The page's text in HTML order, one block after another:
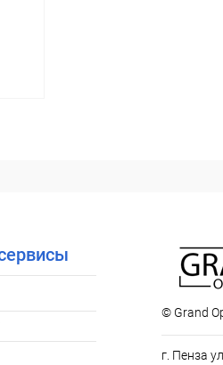
© Grand
г. Пенза